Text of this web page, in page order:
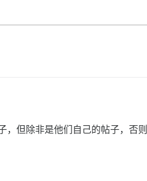
，但除非是他们自己的帖子，